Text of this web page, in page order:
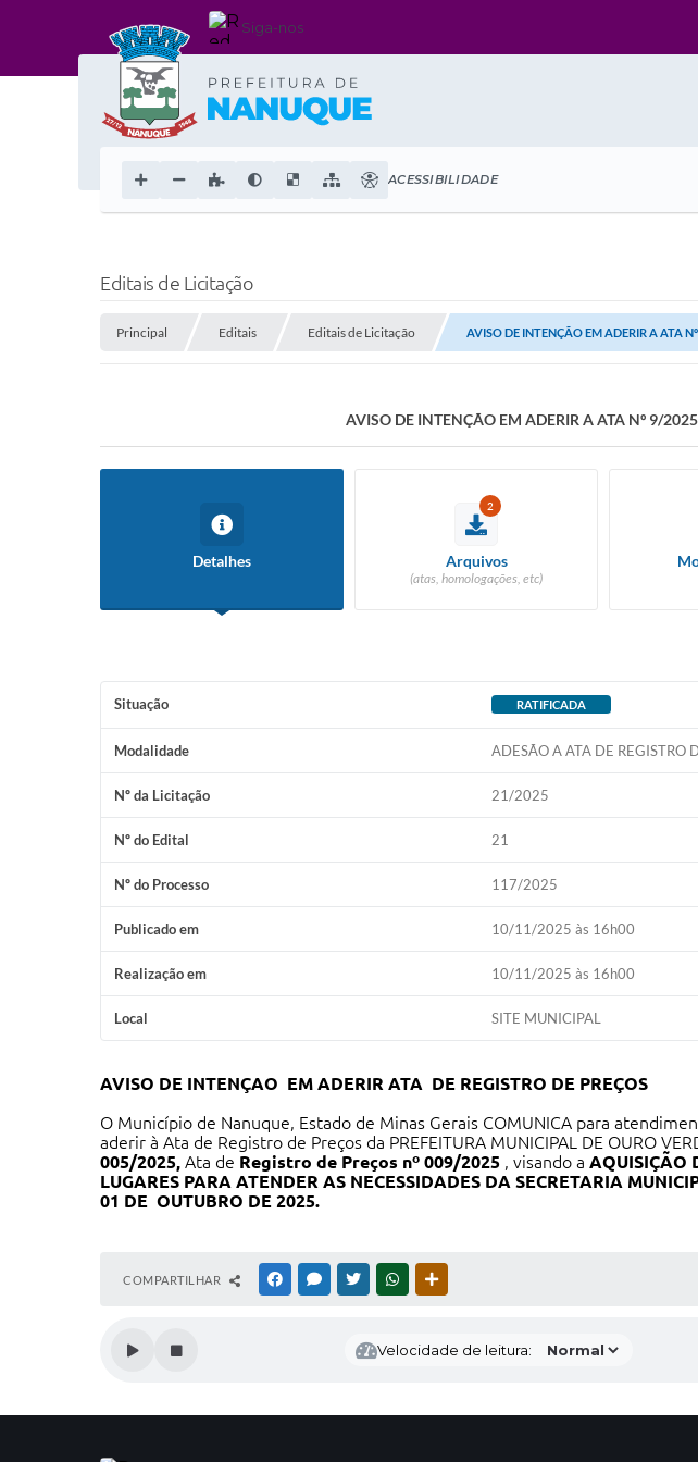
Siga-nos
ACESSIBILIDADE
Editais de Licitação
Principal Editais Editais de Licitação AVISO DE INTENÇÃO EM ADERIR A ATA
AVISO DE INTENÇÃO EM ADERIR A ATA Nº 9/
Detalhes
2
Arquivos
(atas, homologações, etc)
Situação RATIFICADA
Modalidade ADESÃO A ATA DE REGISTRO
Nº da Licitação 21/2025
Nº do Edital 21
Nº do Processo 117/2025
Publicado em 10/11/2025 às 16h00
Realização em 10/11/2025 às 16h00
Local SITE MUNICIPAL
AVISO DE INTENÇAO EM ADERIR ATA DE REGISTRO DE PREÇOS
O Município de Nanuque, Estado de Minas Gerais COMUNICA para
aderir à Ata de Registro de Preços da PREFEITURA MUNICIPAL DE OURO
005/2025, Ata de Registro de Preços nº 009/2025 , visando a AQUISIÇÃO
LUGARES PARA ATENDER AS NECESSIDADES DA SECRETARIA
01 DE OUTUBRO DE 2025.
COMPARTILHAR FACEBOOKMESSENGER
TWITTERWHATSAPP
Velocidade de leitura: